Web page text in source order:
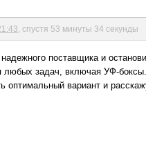
, спустя 53 минуты 34 секунды
поставщика и
любых задач, включая УФ-
оптимальный вариант и